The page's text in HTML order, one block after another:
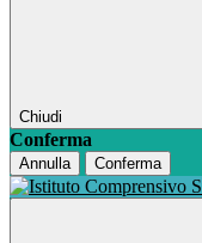
Chiudi
Conferma
Annulla Conferma